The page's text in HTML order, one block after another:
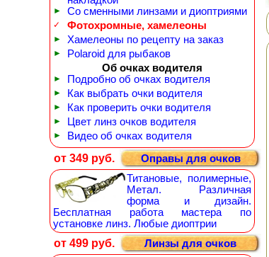
► Со сменными линзами и диоптриями
✓ Фотохромные, хамелеоны
► Хамелеоны по рецепту на заказ
►
Polaroid для рыбаков
Об очках водителя
► Подробно об очках водителя
► Как выбрать очки водителя
► Как проверить очки водителя
► Цвет линз очков водителя
► Видео об очках водителя
от 349 руб.
Оправы для очков
Титановые, полимерные,
Метал. Различная
форма и дизайн.
Бесплатная работа мастера по
установке линз. Любые диоптрии
от 499 руб.
Линзы для очков